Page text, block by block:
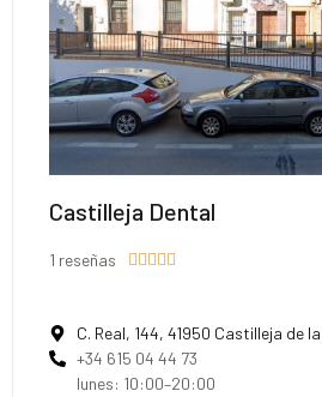
Castilleja Dental
1 reseñas     
C. Real, 144, 41950 Castilleja de
+34 615 04 44 73
lunes: 10:00–20:00